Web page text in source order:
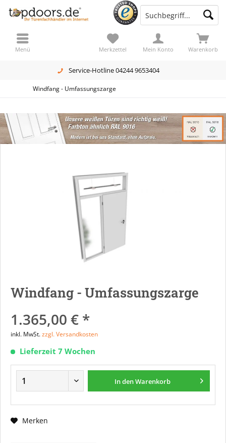
Service-Hotline 04244 9653404
Warenkorb
Merkzettel Mein Konto
Menü
Windfang - Umfassungszarge
Windfang - Umfassungszarge
1.365,00 € *
inkl. MwSt.zzgl. Versandkosten
Lieferzeit 7 Wochen
In denWarenkorb
Merken